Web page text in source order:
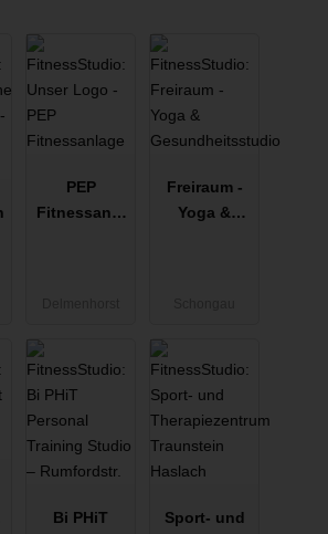
PEP
Fitnessanla
Freiraum -
Yoga &
Bi PHiT
Sport- und